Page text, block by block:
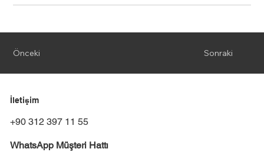
Sonraki
Önceki
İletişim
+90 312 397 11 55
WhatsApp Müşteri Hattı